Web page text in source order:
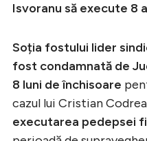
Isvoranu să execute 8
Soția fostului lider
fost condamnată de
8 luni de închisoare
cazul lui Cristian
executarea pedepsei